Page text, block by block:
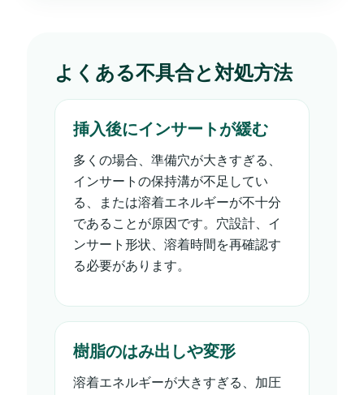
よくある不具合と対処方法
挿入後にインサートが緩む
多くの場合、準備穴が大きすぎる、
インサートの保持溝が不足してい
る、または溶着エネルギーが不十分
であることが原因です。穴設計、イ
ンサート形状、溶着時間を再確認す
る必要があります。
樹脂のはみ出しや変形
溶着エネルギーが大きすぎる、加圧